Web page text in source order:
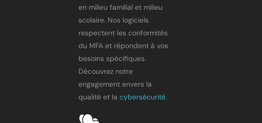
en milieu familial et milieu
scolaire. Nos logiciels
respectent les conformités
du MFA et répondent à vos
besoins spécifiques.
Découvrez notre
engagement envers la
qualité et la cybersécurité.